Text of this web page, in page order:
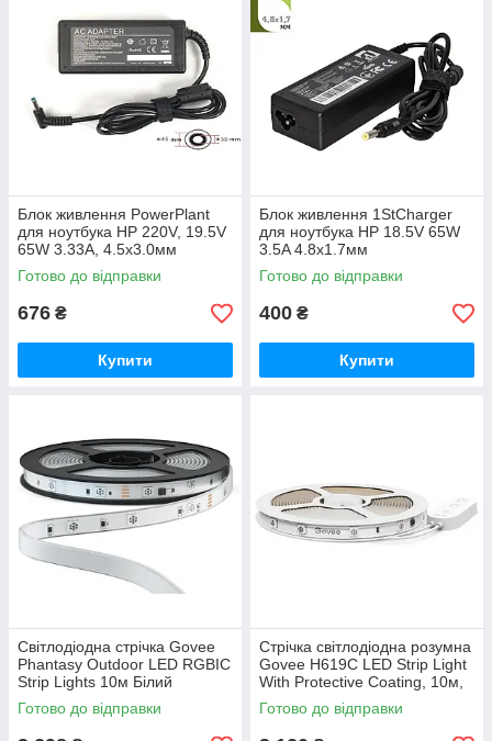
Блок живлення PowerPlant
для ноутбука HP 220V, 19.5V
65W 3.33A, 4.5х3.0мм
(HP65G4530)
Готово до відправки
676 ₴
Купити
Блок живлення 1StCharger
для ноутбука HP 18.5V 65W
3.5A 4.8х1.7мм
(AC1STHP65WA1)
Готово до відправки
400 ₴
Купити
Світлодіодна стрічка Govee
Phantasy Outdoor LED RGBIC
Strip Lights 10м Білий
(H61723D1)
Готово до відправки
Стрічка світлодіодна розумна
Govee H619С LED Strip Light
With Protective Coating, 10м,
RGBIC білий (H619C3D1)
Готово до відправки